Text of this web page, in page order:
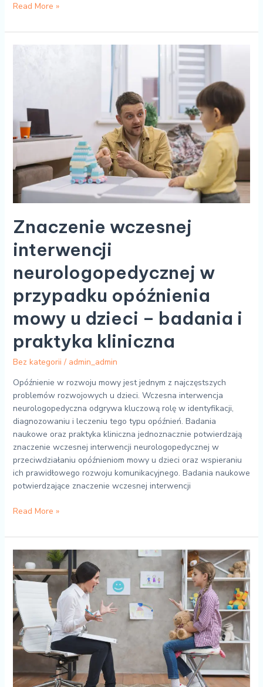
Read More »
Znaczenie wczesnej
interwencji
neurologopedycznej w
przypadku opóźnienia
mowy u dzieci – badania i
praktyka kliniczna
Bez kategorii / admin_admin
Opóźnienie w rozwoju mowy jest jednym z najczęstszych
problemów rozwojowych u dzieci. Wczesna interwencja
neurologopedyczna odgrywa kluczową rolę w identyfikacji,
diagnozowaniu i leczeniu tego typu opóźnień. Badania
naukowe oraz praktyka kliniczna jednoznacznie potwierdzają
znaczenie wczesnej interwencji neurologopedycznej w
przeciwdziałaniu opóźnieniom mowy u dzieci oraz wspieraniu
ich prawidłowego rozwoju komunikacyjnego. Badania naukowe
potwierdzające znaczenie wczesnej interwencji
przypadku
opóźnienia
mowy
dzieci
badania
i
praktyka
kliniczna
Read More »
Wpływ
surdologopedii
na
rozwój
mowy
i
komunikacji
u